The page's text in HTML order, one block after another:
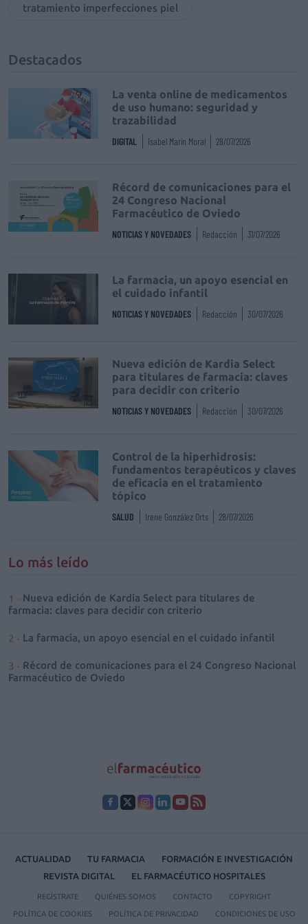
tratamiento imperfecciones piel
Destacados
La venta online de medicamentos
de uso humano: seguridad y
trazabilidad
DIGITAL Isabel Marín Moral 28/07/2026
Récord de comunicaciones para el
24 Congreso Nacional
Farmacéutico de Oviedo
NOTICIAS Y NOVEDADES Redacción 31/07/2026
La farmacia, un apoyo esencial en
el cuidado infantil
NOTICIAS Y NOVEDADES Redacción 30/07/2026
Nueva edición de Kardia Select
para titulares de farmacia: claves
para decidir con criterio
NOTICIAS Y NOVEDADES Redacción 30/07/2026
Control de la hiperhidrosis:
fundamentos terapéuticos y claves
de eficacia en el tratamiento
tópico
SALUD Irene González Orts 28/07/2026
Lo más leído
Nueva edición de Kardia Select para titulares de
farmacia: claves para decidir con criterio
La farmacia, un apoyo esencial en el cuidado infantil
Récord de comunicaciones para el 24 Congreso Nacional
Farmacéutico de Oviedo
ACTUALIDAD TU FARMACIA
FORMACIÓN E INVESTIGACIÓN
REVISTA DIGITAL
EL FARMACÉUTICO HOSPITALES
REGÍSTRATE QUIÉNES SOMOS CONTACTO COPYRIGHT
POLÍTICA DE COOKIES POLÍTICA DE PRIVACIDAD CONDICIONES DE USO